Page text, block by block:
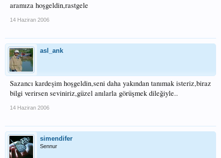
aramıza hoşgeldin,rastgele
14 Haziran 2006
asl_ank
Sazancı kardeşim hoşgeldin,seni daha yakından tanımak isteriz,biraz
bilgi verirsen seviniriz,güzel anılarla görüşmek dileğiyle..
14 Haziran 2006
simendifer
Sennur